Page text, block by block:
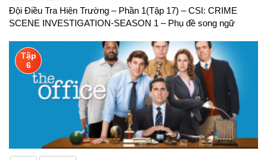
Đội Điều Tra Hiện Trường – Phần 1(Tập 17) – CSI: CRIME
SCENE INVESTIGATION-SEASON 1 – Phụ đề song ngữ
Tập
6